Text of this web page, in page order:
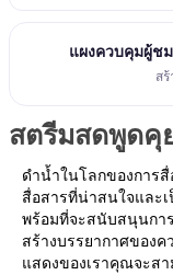
แผงควบคุมผู้ชม
ส
สตรีมสดพูดคุ
ดำน้ำในโลกของการ
สื่อสารที่น่าสนใจและ
พร้อมที่จะสนับสนุนกา
สร้างบรรยากาศของ
แสดงของเราคุณจะส